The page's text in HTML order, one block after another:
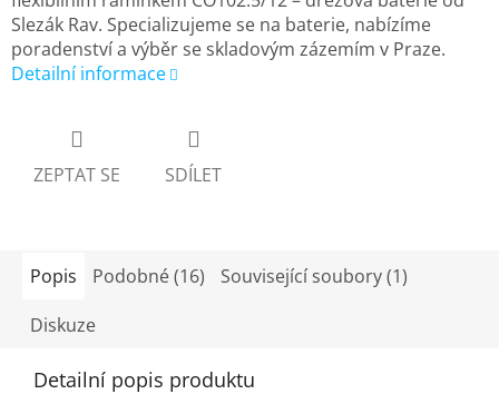
Slezák Rav. Specializujeme se na baterie, nabízíme
poradenství a výběr se skladovým zázemím v Praze.
Detailní informace
ZEPTAT SE SDÍLET
Popis Podobné (16)
Související soubory (1)
Diskuze
Detailní popis produktu